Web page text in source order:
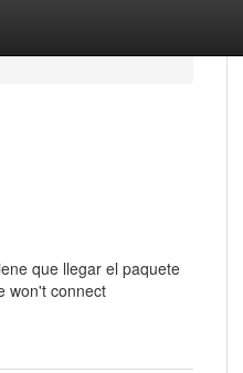
que llegar el paquete
won't connect